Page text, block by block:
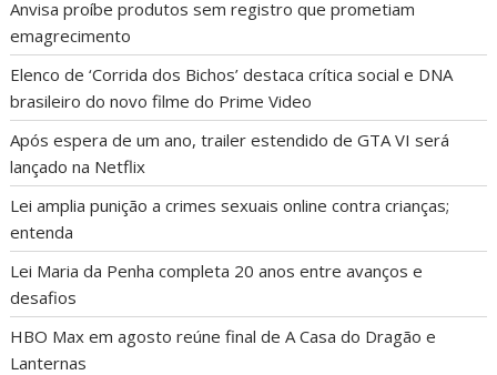
Anvisa proíbe produtos sem registro que prometiam
emagrecimento
Elenco de ‘Corrida dos Bichos’ destaca crítica social e DNA
brasileiro do novo filme do Prime Video
Após espera de um ano, trailer estendido de GTA VI será
lançado na Netflix
Lei amplia punição a crimes sexuais online contra crianças;
entenda
Lei Maria da Penha completa 20 anos entre avanços e
desafios
HBO Max em agosto reúne final de A Casa do Dragão e
Lanternas